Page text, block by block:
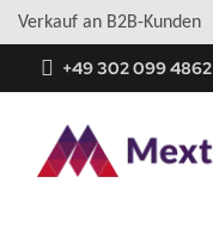
Verkauf an B2B-Kunden
+49 302 099 4862